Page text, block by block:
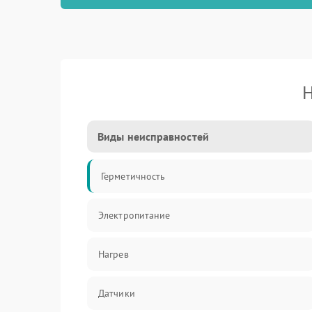
Виды неисправностей
Герметичность
Электропитание
Нагрев
Датчики